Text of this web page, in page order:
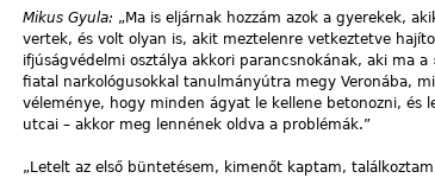
Mikus Gyula: „Ma is eljárnak hozzám azok a gyerekek,
vertek, és volt olyan is, akit meztelenre vetkeztetve
ifjúságvédelmi osztálya akkori parancsnokának, aki ma
fiatal narkológusokkal tanulmányútra megy Veronába,
véleménye, hogy minden ágyat le kellene betonozni,
utcai – akkor meg lennének oldva a problémák.”
„Letelt az első büntetésem, kimenőt kaptam,